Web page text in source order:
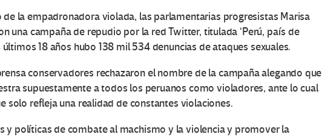
de la empadronadora violada, las parlamentarias progresistas Marisa
una campaña de repudio por la red Twitter, titulada ‘Perú, país de
últimos 18 años hubo 138 mil 534 denuncias de ataques sexuales.
conservadores rechazaron el nombre de la campaña alegando que
supuestamente a todos los peruanos como violadores, ante lo cual
solo refleja una realidad de constantes violaciones.
y políticas de combate al machismo y la violencia y promover la